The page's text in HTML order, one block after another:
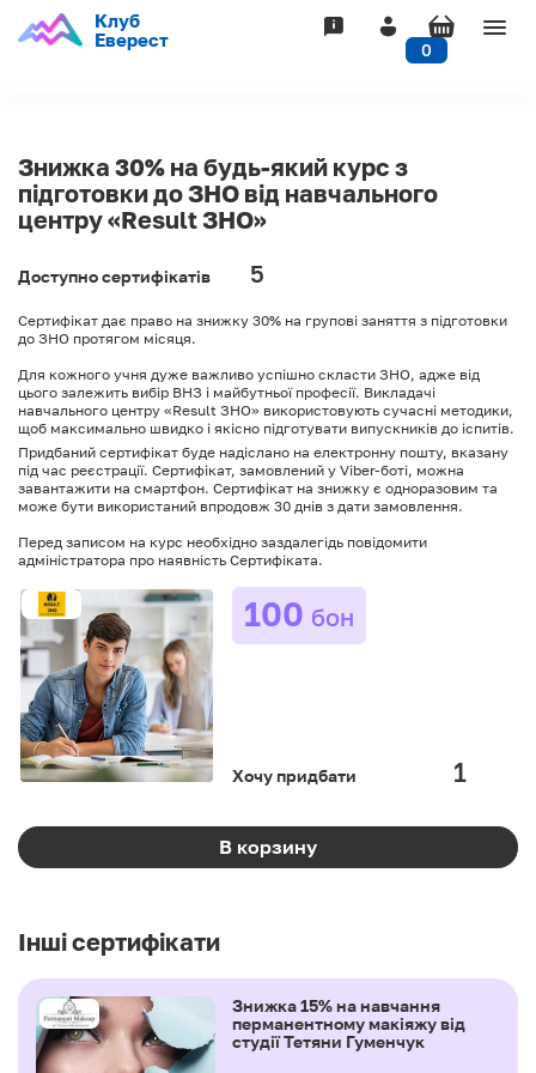
Клуб
Еверест
0
Знижка 30% на будь-який курс з
підготовки до ЗНО від навчального
центру «Result ЗНО»
Доступно сертифікатів 5
Сертифікат дає право на знижку 30% на групові заняття з підготовки
до ЗНО протягом місяця.
Для кожного учня дуже важливо успішно скласти ЗНО, адже від
цього залежить вибір ВНЗ і майбутньої професії. Викладачі
навчального центру «Result ЗНО» використовують сучасні методики,
щоб максимально швидко і якісно підготувати випускників до іспитів.
Придбаний сертифікат буде надіслано на електронну пошту, вказану
під час реєстрації. Сертифікат, замовлений у Viber-боті, можна
завантажити на смартфон. Сертифікат на знижку є одноразовим та
може бути використаний впродовж 30 днів з дати замовлення.
Перед записом на курс необхідно заздалегідь повідомити
адміністратора про наявність Сертифіката.
100 бон
Хочу придбати
В корзину
Інші сертифікати
Знижка 15% на навчання
перманентному макіяжу від
студії Тетяни Гуменчук